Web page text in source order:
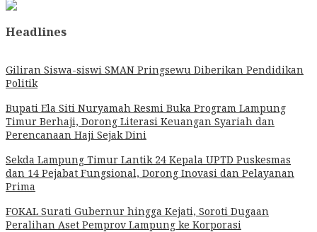
Headlines
Giliran Siswa-siswi SMAN Pringsewu Diberikan Pendidikan
Politik
Bupati Ela Siti Nuryamah Resmi Buka Program Lampung
Timur Berhaji, Dorong Literasi Keuangan Syariah dan
Perencanaan Haji Sejak Dini
Sekda Lampung Timur Lantik 24 Kepala UPTD Puskesmas
dan 14 Pejabat Fungsional, Dorong Inovasi dan Pelayanan
Prima
FOKAL Surati Gubernur hingga Kejati, Soroti Dugaan
Peralihan Aset Pemprov Lampung ke Korporasi